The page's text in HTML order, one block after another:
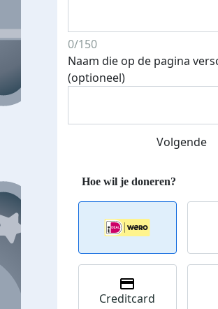
E-mails
je je speciale KWF t-
0/150
Naam die op de pagina
(optioneel)
Volgende
Creditcard